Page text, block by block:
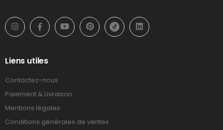
Liens utiles
Contactez-nous
Paiement & Livraison
Mentions légales
Conditions générales de ventes